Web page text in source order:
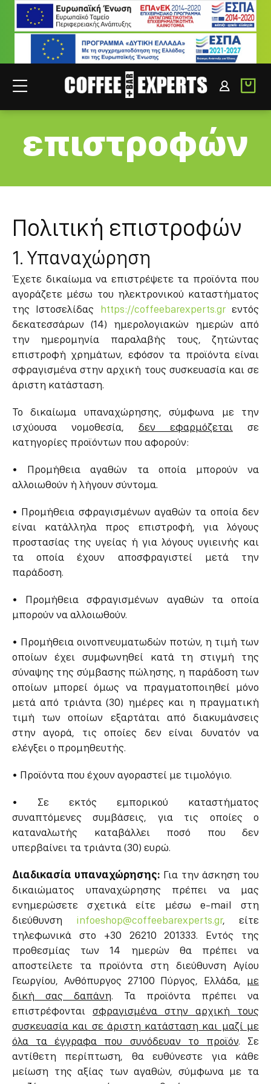
ΣΥΝΕΡΓΑΤΕΣ ΣΥΝΔΕΣΗ B2B
Πολιτική
επιστροφών
Πολιτική επιστροφών
1. Υπαναχώρηση
Έχετε δικαίωμα να επιστρέψετε τα προϊόντα που
αγοράζετε μέσω του ηλεκτρονικού καταστήματος
της Ιστοσελίδας https://coffeebarexperts.grεντός
δεκατεσσάρων (14) ημερολογιακών ημερών από
την ημερομηνία παραλαβής τους, ζητώντας
επιστροφή χρημάτων, εφόσον τα προϊόντα είναι
σφραγισμένα στην αρχική τους συσκευασία και σε
άριστη κατάσταση.
Το δικαίωμα υπαναχώρησης, σύμφωνα με την
ισχύουσα νομοθεσία, δεν εφαρμόζεται σε
κατηγορίες προϊόντων που αφορούν:
• Προμήθεια αγαθών τα οποία μπορούν να
αλλοιωθούν ή λήγουν σύντομα.
• Προμήθεια σφραγισμένων αγαθών τα οποία δεν
είναι κατάλληλα προς επιστροφή, για λόγους
προστασίας της υγείας ή για λόγους υγιεινής και
τα οποία έχουν αποσφραγιστεί μετά την
παράδοση.
• Προμήθεια σφραγισμένων αγαθών τα οποία
μπορούν να αλλοιωθούν.
• Προμήθεια οινοπνευματωδών ποτών, η τιμή των
οποίων έχει συμφωνηθεί κατά τη στιγμή της
σύναψης της σύμβασης πώλησης, η παράδοση των
οποίων μπορεί όμως να πραγματοποιηθεί μόνο
μετά από τριάντα (30) ημέρες και η πραγματική
τιμή των οποίων εξαρτάται από διακυμάνσεις
στην αγορά, τις οποίες δεν είναι δυνατόν να
ελέγξει ο προμηθευτής.
• Προϊόντα που έχουν αγοραστεί με τιμολόγιο.
• Σε εκτός εμπορικού καταστήματος
συναπτόμενες συμβάσεις, για τις οποίες ο
καταναλωτής καταβάλλει ποσό που δεν
υπερβαίνει τα τριάντα (30) ευρώ.
Διαδικασία υπαναχώρησης: Για την άσκηση του
δικαιώματος υπαναχώρησης πρέπει να μας
ενημερώσετε σχετικά είτε μέσω e-mail στη
διεύθυνση infoeshop@coffeebarexperts.gr, είτε
τηλεφωνικά στο +30 26210 201333. Εντός της
προθεσμίας των 14 ημερών θα πρέπει να
αποστείλετε τα προϊόντα στη διεύθυνση Αγίου
Γεωργίου, Ανθόπυργος 27100 Πύργος, Ελλάδα, με
δική σας δαπάνη. Τα προϊόντα πρέπει να
επιστρέφονται σφραγισμένα στην αρχική τους
συσκευασία και σε άριστη κατάσταση και μαζί με
όλα τα έγγραφα που συνόδευαν το προϊόν. Σε
αντίθετη περίπτωση, θα ευθύνεστε για κάθε
μείωση της αξίας των αγαθών, σύμφωνα με τα